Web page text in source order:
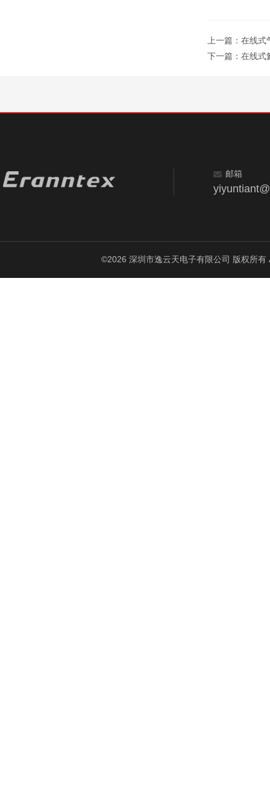
上一篇： 在线式
下一篇： 在线式
邮箱
©2026 深圳市逸云天电子有限公司 版权所有